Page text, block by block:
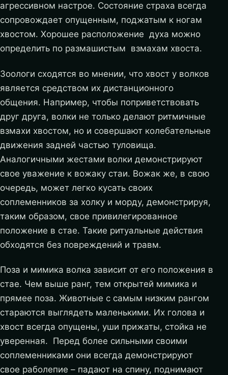
агрессивном настрое. Состояние страха всегда
сопровождает опущенным, поджатым к ногам
хвостом. Хорошее расположение духа можно
определить по размашистым взмахам хвоста.
Зоологи сходятся во мнении, что хвост у волков
является средством их дистанционного
общения. Например, чтобы поприветствовать
друг друга, волки не только делают ритмичные
взмахи хвостом, но и совершают колебательные
движения задней частью туловища.
Аналогичными жестами волки демонстрируют
свое уважение к вожаку стаи. Вожак же, в свою
очередь, может легко кусать своих
соплеменников за холку и морду, демонстрируя,
таким образом, свое привилегированное
положение в стае. Такие ритуальные действия
обходятся без повреждений и травм.
Поза и мимика волка зависит от его положения в
стае. Чем выше ранг, тем открытей мимика и
прямее поза. Животные с самым низким рангом
стараются выглядеть маленькими. Их голова и
хвост всегда опущены, уши прижаты, стойка не
уверенная. Перед более сильными своими
соплеменниками они всегда демонстрируют
свое раболепие – падают на спину, поднимают